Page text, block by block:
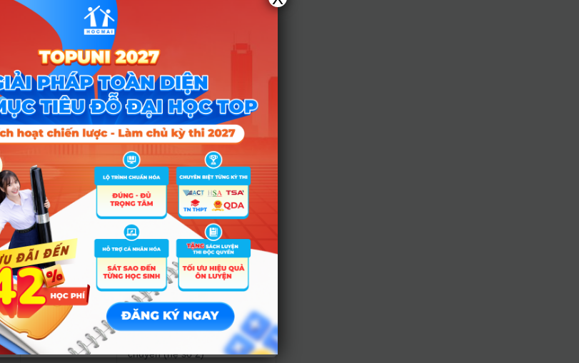
(Toán, Văn,
Tiếng Anh) và
môn chuyên
Toán, Văn,
Tiếng Anh và
Ngoại ngữ
chuyên
Điểm Toán, Văn, Tiếng Anh
vòng 1 (hệ số 1) + điểm Ngoại
ngữ chuyên (hệ số 2)
Toán (vòng 1),
Văn, Tiếng Anh
và môn chuyên
Điểm Toán vòng 1 (hệ số 1) +
điểm chuyên (hệ số 2)
Toán, Văn,
Tiếng Anh (vòng
1) và môn
chuyên
– Chuyên Tin, Lý, Hóa, Sinh,
Địa: điểm Toán vòng 1 (hệ số
1) + điểm chuyên (hệ số 2)
– Chuyên Văn: điểm Văn
vòng 1 (hệ số 1) + điểm
chuyên (hệ số 2)
– Chuyên Anh: điểm Tiếng
Anh vòng 1 (hệ số 1) + điểm
chuyên (hệ số 2)